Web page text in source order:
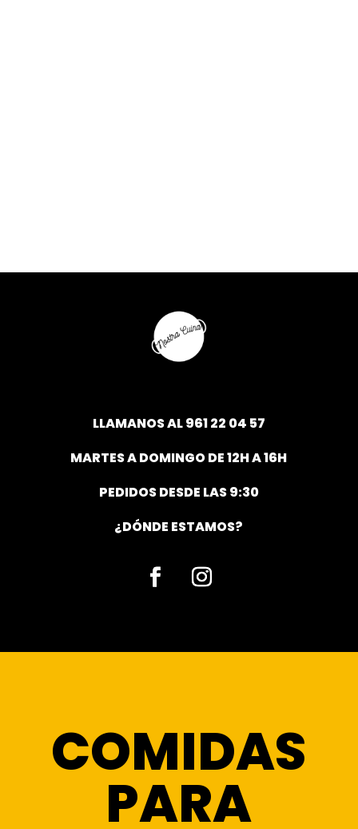
LLAMANOS AL961 22 04 57
MARTES A DOMINGO DE 12H A 16H
PEDIDOS DESDE LAS 9:30
¿DÓNDE ESTAMOS?
COMIDAS
PARA